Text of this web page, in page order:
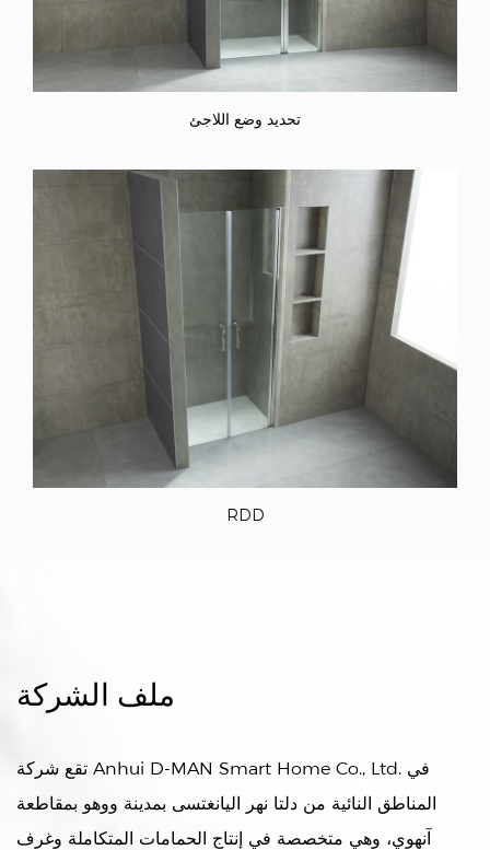
تحديد وضع اللاجئ
RDD
ملف الشركة
تقع شركة Anhui D-MAN Smart Home Co., Ltd. في
المناطق النائية من دلتا نهر اليانغتسى بمدينة ووهو بمقاطعة
آنهوي، وهي متخصصة في إنتاج الحمامات المتكاملة وغرف